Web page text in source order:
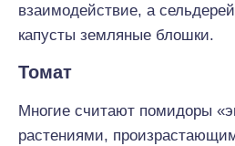
взаимодействие, а сельдерей
капусты земляные блошки.
Томат
Многие считают помидоры
растениями,